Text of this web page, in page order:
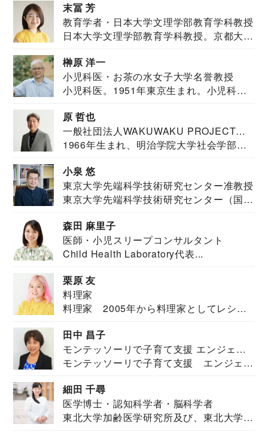
末冨 芳
教育学者・日本大学文理学部教育学科教授
日本大学文理学部教育学科教授。京都大学
榊原 洋一
小児科医・お茶の水女子大学名誉教授
小児科医。1951年東京生まれ。小児科
原 哲也
一般社団法人WAKUWAKU PROJECT
JAPAN代表・言語聴覚士・社会福祉士
1966年生まれ、明治学院大学社会学部福
小泉 悠
東京大学先端科学技術研究センター准教授
東京大学先端科学技術研究センター（国際
森田 麻里子
医師・小児スリープコンサルタント
Child Health Laboratory代表...
栗原 友
料理家
料理家 2005年から料理家としてレシピ
田中 昌子
モンテッソーリで子育て支援 エンジェル
ズハウス研究所所長
モンテッソーリで子育て支援 エンジェル
細田 千尋
医学博士・認知科学者・脳科学者
東北大学加齢医学研究所及び、東北大学大